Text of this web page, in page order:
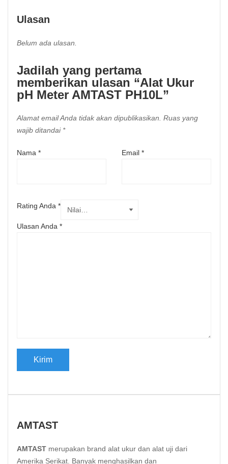
Ulasan
Belum ada ulasan.
Jadilah yang pertama
memberikan ulasan “Alat Ukur
pH Meter AMTAST PH10L”
Alamat email Anda tidak akan dipublikasikan. Ruas yang
wajib ditandai *
Nama * Email *
Rating Anda *
Ulasan Anda *
AMTAST
AMTAST merupakan brand alat ukur dan alat uji dari
Amerika Serikat. Banyak menghasilkan dan